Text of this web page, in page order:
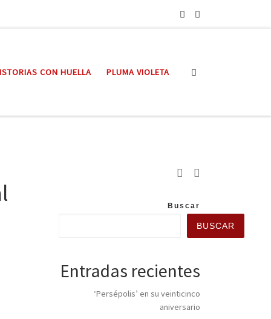
CON HUELLA PLUMA VIOLETA
Buscar
BUSCAR
Entradas recientes
‘Persépolis’ en su veinticinco
aniversario